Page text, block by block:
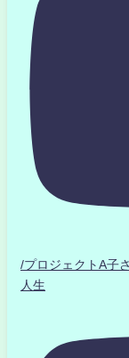
/プロジェクトA子
人生